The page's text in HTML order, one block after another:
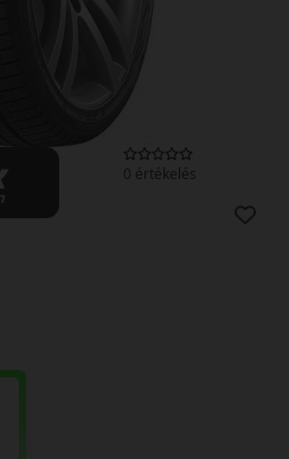
0 értékelés